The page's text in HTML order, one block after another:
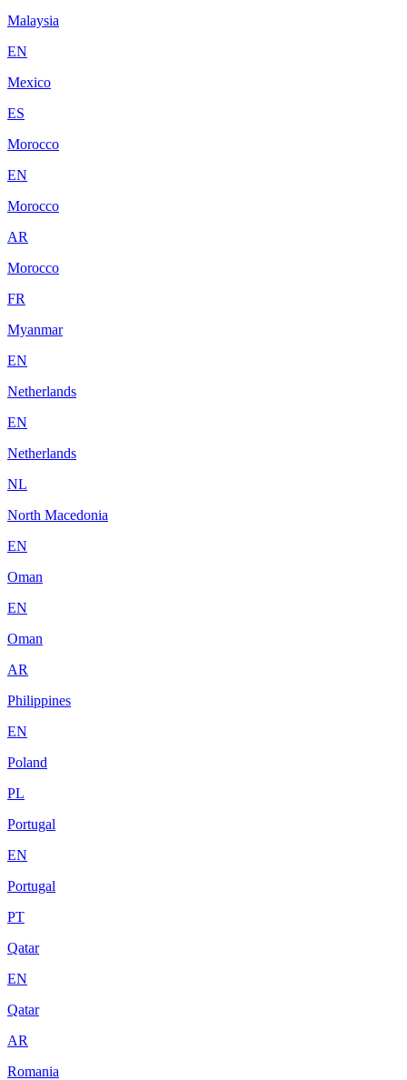
Malaysia
EN
Mexico
ES
Morocco
EN
Morocco
AR
Morocco
FR
Myanmar
EN
Netherlands
EN
Netherlands
NL
North Macedonia
EN
Oman
EN
Oman
AR
Philippines
EN
Poland
PL
Portugal
EN
Portugal
PT
Qatar
EN
Qatar
AR
Romania